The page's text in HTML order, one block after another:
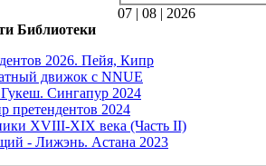
07 | 08 | 2026
Библиотеки
2026. Пейя, Кипр
движок с NNUE
Сингапур 2024
претендентов 2024
XVIII-XIX века (Часть II)
- Лижэнь. Астана 2023